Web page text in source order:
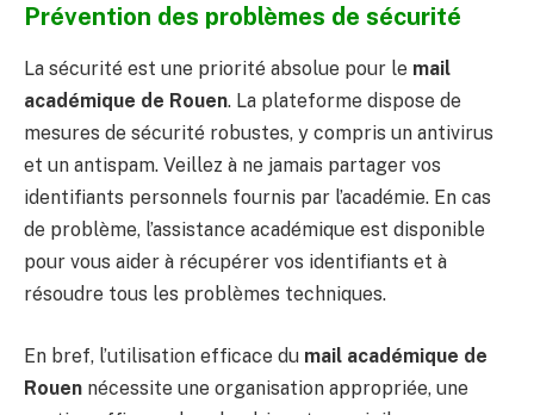
Prévention des problèmes de sécurité
La sécurité est une priorité absolue pour le mail
académique de Rouen. La plateforme dispose de
mesures de sécurité robustes, y compris un antivirus
et un antispam. Veillez à ne jamais partager vos
identifiants personnels fournis par l’académie. En cas
de problème, l’assistance académique est disponible
pour vous aider à récupérer vos identifiants et à
résoudre tous les problèmes techniques.
En bref, l’utilisation efficace du mail académique de
Rouen nécessite une organisation appropriée, une